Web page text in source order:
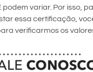
podem variar. Por isso,
essa certificação,
verificarmos os